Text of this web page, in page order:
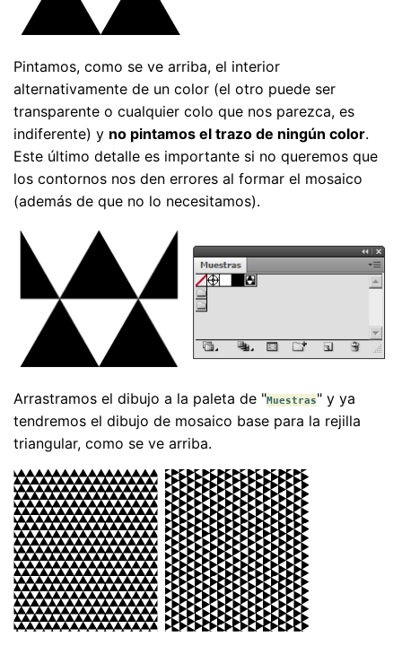
Pintamos, como se ve arriba, el interior
alternativamente de un color (el otro puede ser
transparente o cualquier colo que nos parezca, es
indiferente) y no pintamos el trazo de ningún color.
Este último detalle es importante si no queremos que
los contornos nos den errores al formar el mosaico
(además de que no lo necesitamos).
Arrastramos el dibujo a la paleta de "Muestras" y ya
tendremos el dibujo de mosaico base para la rejilla
triangular, como se ve arriba.